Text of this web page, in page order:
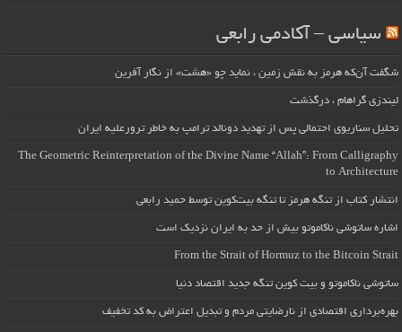
سیاسی – آکادمی رابعی
شگفت آن‌که هرمز به نقش زمین ، نماید چو «هشت» از نگار آفرین
لیندزی گراهام ، درگذشت
تحلیل سناریوی احتمالی پس از تهدید دونالد ترامپ به خاطر ترورعلیه ایران
The Geometric Reinterpretation of the Divine Name “Allah”: From Calligraphy
to Architecture
انتشار کتاب از تنگه هرمز تا تنگه بیت‌کوین توسط حمید رابعی
اشاره ساتوشی ناکاموتو بیش از حد به ایران نزدیک است
From the Strait of Hormuz to the Bitcoin Strait
ساتوشی ناکاموتو و بیت کوین تنگه جدید اقتصاد دنیا
بهره‌برداری اقتصادی از نارضایتی مردم و تبدیل اعتراض به کد تخفیف